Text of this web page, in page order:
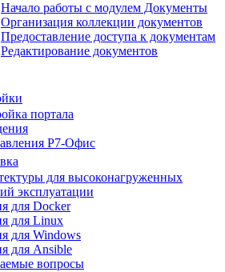
Начало работы с модулем Документы
Организация коллекции документов
Предоставление доступа к документам
Редактирование документов
портала
Р7-Офис
для высоконагруженных
эксплуатации
для Docker
для Linux
для Windows
для Ansible
вопросы